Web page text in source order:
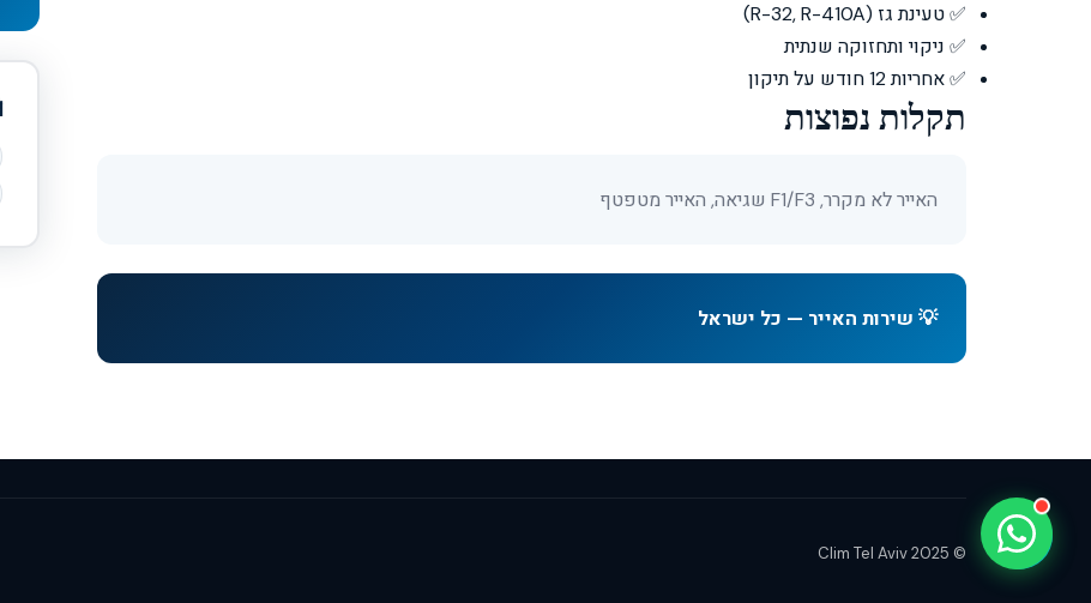
✅ טעינת גז (R-32, R-410A)
✅ ניקוי ותחזוקה שנתית
✅ אחריות 12 חודש על תיקון
תקלות נפוצות
האייר לא מקרר, F1/F3 שגיאה, האייר מטפטף
💡 שירות האייר — כל ישראל
© 2025 Clim Tel Aviv 📞
Clim Tel Aviv
זמין עכשיו • עונה תוך דקות